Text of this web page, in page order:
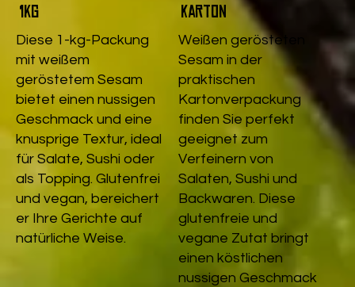
1kg
Diese 1-kg-Packung
mit weißem
geröstetem Sesam
bietet einen nussigen
Geschmack und eine
knusprige Textur, ideal
für Salate, Sushi oder
als Topping. Glutenfrei
und vegan, bereichert
er Ihre Gerichte auf
natürliche Weise.
Karton
Weißen gerösteten
Sesam in der
praktischen
Kartonverpackung
finden Sie perfekt
geeignet zum
Verfeinern von
Salaten, Sushi und
Backwaren. Diese
glutenfreie und
vegane Zutat bringt
einen köstlichen
nussigen Geschmack